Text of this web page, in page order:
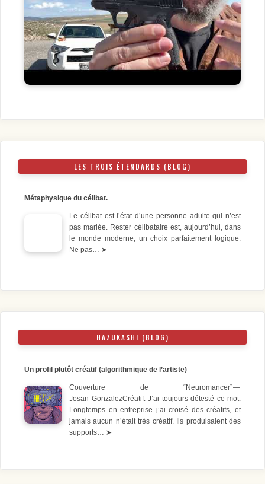
LES TROIS ÉTENDARDS (BLOG)
Métaphysique du célibat.
Le célibat est l’état d’une personne adulte qui n’est
pas mariée. Rester célibataire est, aujourd’hui, dans
le monde moderne, un choix parfaitement logique.
Ne pas… ➤
HAZUKASHI (BLOG)
Un profil plutôt créatif (algorithmique de l’artiste)
Couverture de “Neuromancer” —
Josan GonzalezCréatif. J’ai toujours détesté ce mot.
Longtemps en entreprise j’ai croisé des créatifs, et
jamais aucun n’était très créatif. Ils produisaient des
supports… ➤